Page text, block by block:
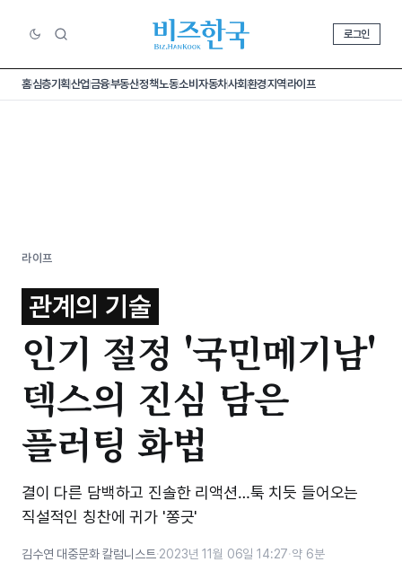
로그인
홈심층기획산업금융부동산정책노동소비 자동차사회환경지역라이프
라이프
관계의 기술
인기 절정 '국민메기남'
덱스의 진심 담은
플러팅 화법
결이 다른 담백하고 진솔한 리액션…툭 치듯 들어오는
직설적인 칭찬에 귀가 '쫑긋'
김수연 대중문화 칼럼니스트·2023년 11월 06일 14:27·약 6분